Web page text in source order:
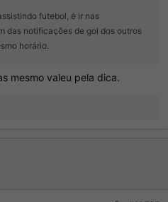
futebol, é ir nas
das notificações de gol dos outros
horário.
mesmo valeu pela dica.